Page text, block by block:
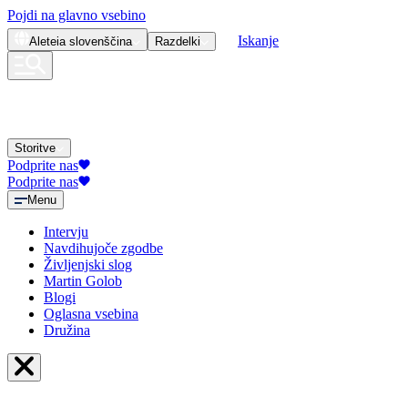
Pojdi na glavno vsebino
Aleteia slovenščina Razdelki Iskanje
Storitve
Podprite nas
Podprite nas
Menu
Intervju
Navdihujoče zgodbe
Življenjski slog
Martin Golob
Blogi
Oglasna vsebina
Družina